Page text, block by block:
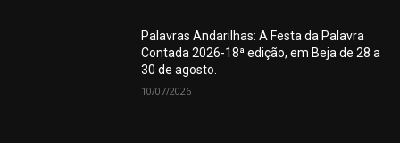
Palavras Andarilhas: A Festa da Palavra
Contada 2026-18ª edição, em Beja de 28 a
30 de agosto.
10/07/2026